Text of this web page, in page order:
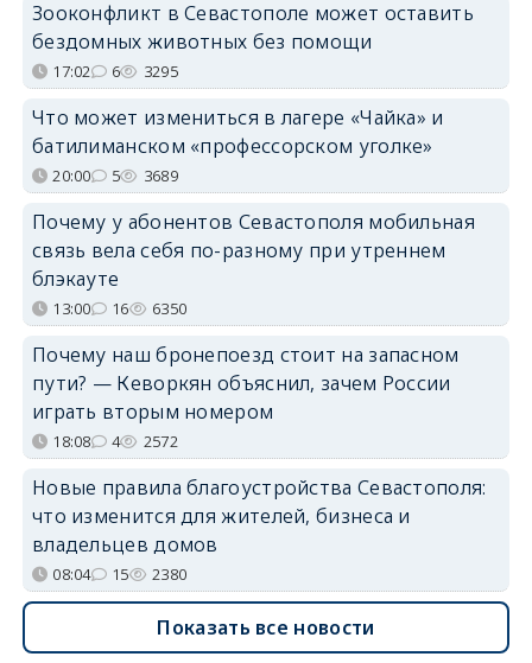
Зооконфликт в Севастополе может оставить
бездомных животных без помощи
17:02 6 3295
Что может измениться в лагере «Чайка» и
батилиманском «профессорском уголке»
20:00 5 3689
Почему у абонентов Севастополя мобильная
связь вела себя по-разному при утреннем
блэкауте
13:00 16 6350
Почему наш бронепоезд стоит на запасном
пути? — Кеворкян объяснил, зачем России
играть вторым номером
18:08 4 2572
Новые правила благоустройства Севастополя:
что изменится для жителей, бизнеса и
владельцев домов
08:04 15 2380
Показать все новости